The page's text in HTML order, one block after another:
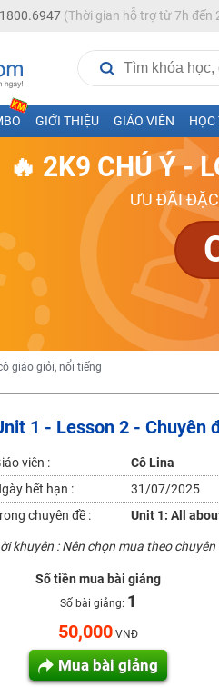
(Thời gian hỗ trợ từ 7h đến
GIỚI THIỆU GIÁO VIÊN HỌC
🔥 2K9 CHÚ Ý -
ƯU ĐÃI
Toán - Lý - Hóa - Văn - Anh- Sinh-Sử-Địa
học và THCS năm học 2026-2027
giáo giỏi, nổi tiếng
giáo giỏi
giỏi, nổi tiếng
giáo giỏi
2023 - 2024
giáo giỏi, nổi tiếng
giáo giỏi, nổi tiếng
giỏi, nổi tiếng
bước luyện thi TN THPT - ĐH ít nhất 25 điểm
toàn bộ khoá học tại Tuyensinh247
Từ 11-13/09/2024
(13/11-15/11)
- Lý - Hóa - Văn - Anh năm 2018
Văn, Hóa, Anh, Lý với giáo viên giỏi và nổi
1 - Lesson 2 - Chuyên
viên :
Cô Lina
hết hạn :
31/07/2025
chuyên đề :
Unit 1: All
khuyên : Nên chọn mua theo
Số tiền mua bài giảng
Số bài giảng: 1
50,000VNĐ
Mua bài giảng